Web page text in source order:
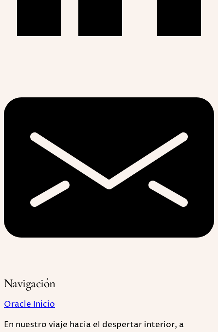
Navigación
Oracle Inicio
En nuestro viaje hacia el despertar interior, a